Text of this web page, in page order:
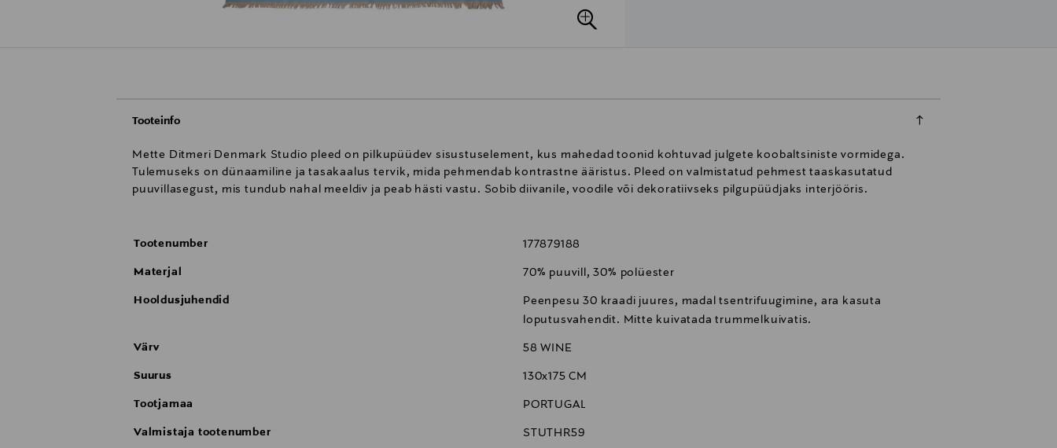
Tooteinfo
Mette Ditmeri Denmark Studio pleed on pilkupüüdev sisustuselement, kus mahedad toonid kohtuvad julgete koobaltsiniste vormidega.
Tulemuseks on dünaamiline ja tasakaalus tervik, mida pehmendab kontrastne ääristus. Pleed on valmistatud pehmest taaskasutatud
puuvillasegust, mis tundub nahal meeldiv ja peab hästi vastu. Sobib diivanile, voodile või dekoratiivseks pilgupüüdjaks interjööris.
Tootenumber 177879188
Materjal 70% puuvill, 30% polüester
Hooldusjuhendid
Peenpesu 30 kraadi juures, madal tsentrifuugimine, ara kasuta
loputusvahendit. Mitte kuivatada trummelkuivatis.
Värv 58 WINE
Suurus 130x175 CM
Tootjamaa PORTUGAL
Valmistaja tootenumber STUTHR59